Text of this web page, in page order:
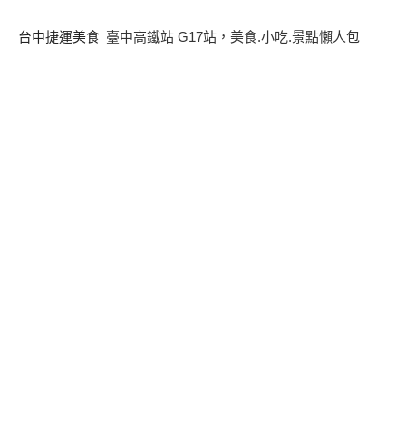
台中捷運美食| 臺中高鐵站 G17站，美食.小吃.景點懶人包